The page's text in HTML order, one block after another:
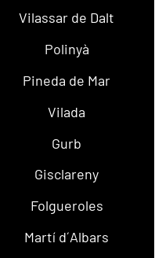
Vilassar de Dalt
Polinyà
Pineda de Mar
Vilada
Gurb
Gisclareny
Folgueroles
Martí d´Albars